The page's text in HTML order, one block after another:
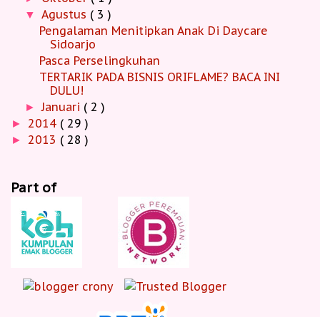
▼ Agustus ( 3 )
Pengalaman Menitipkan Anak Di Daycare
Sidoarjo
Pasca Perselingkuhan
TERTARIK PADA BISNIS ORIFLAME? BACA INI
DULU!
►Januari ( 2 )
► 2014 ( 29 )
► 2013 ( 28 )
Part of